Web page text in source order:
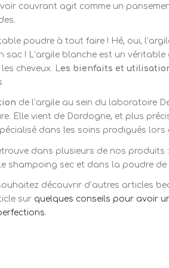
couvrant agit comme un
poudre à tout faire ! Hé, oui,
sac ! L’argile blanche est un
cheveux. L es bienfaits et
de l’argile au sein du laboratoire
Elle vient de Dordogne, et plus
dans les soins prodigués lors
dans plusieurs de nos produits
shampoing sec et dans la poudre de
découvrir d’autres articles
sur quelques conseils pour avoir
.